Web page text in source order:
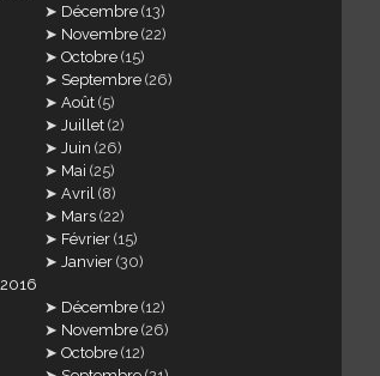
Décembre (13)
Novembre (22)
Octobre (15)
Septembre (26)
Août (5)
Juillet (2)
Juin (26)
Mai (25)
Avril (8)
Mars (22)
Février (15)
Janvier (30)
2016
Décembre (12)
Novembre (26)
Octobre (12)